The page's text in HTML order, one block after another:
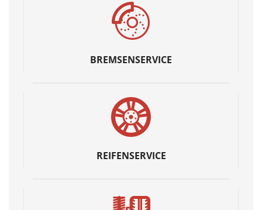
BREMSENSERVICE
REIFENSERVICE